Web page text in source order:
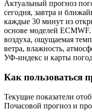
Актуальный прогноз
сегодня, завтра и
каждые 30 минут из
основе моделей
воздуха, ощущаемая
ветра, влажность,
УФ-индекс и карты
Как пользоваться
Текущие показатели
Почасовой прогноз и